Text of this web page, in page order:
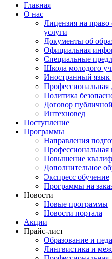
Главная
О нас
Лицензия на право
услуги
Документы об
Официальная
Специальные
Школа молодого
Иностранный язык
Профессиональная
Политика
Договор
Интехновед
Поступление
Программы
Направления
Профессиональная
Повышение
Дополнительное
Экспресс обучение
Программы на
Новости
Новые программы
Новости портала
Акции
Прайс-лист
Образование и
Лингвистика и